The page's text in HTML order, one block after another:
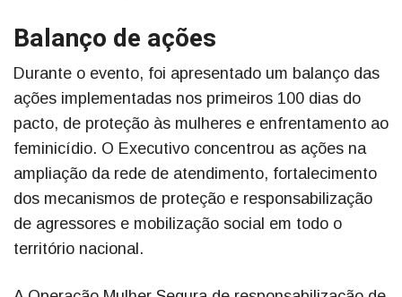
Balanço de ações
Durante o evento, foi apresentado um balanço das
ações implementadas nos primeiros 100 dias do
pacto, de proteção às mulheres e enfrentamento ao
feminicídio. O Executivo concentrou as ações na
ampliação da rede de atendimento, fortalecimento
dos mecanismos de proteção e responsabilização
de agressores e mobilização social em todo o
território nacional.